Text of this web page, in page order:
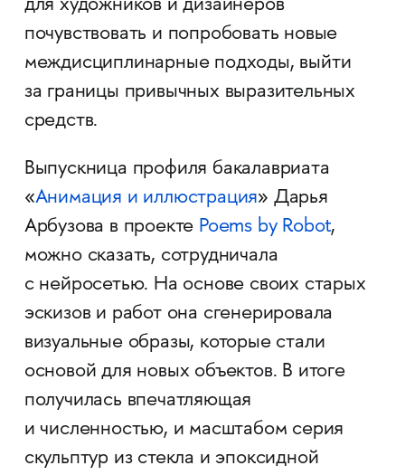
для художников и дизайнеров
почувствовать и попробовать новые
междисциплинарные подходы, выйти
за границы привычных выразительных
средств.
Выпускница профиля бакалавриата
«Анимация и иллюстрация» Дарья
Арбузова в проекте Poems by Robot,
можно сказать, сотрудничала
с нейросетью. На основе своих старых
эскизов и работ она сгенерировала
визуальные образы, которые стали
основой для новых объектов. В итоге
получилась впечатляющая
и численностью, и масштабом серия
скульптур из стекла и эпоксидной